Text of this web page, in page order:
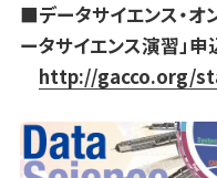
■データサイエンス・オ
ータサイエンス演習」申
http://gacco.org/